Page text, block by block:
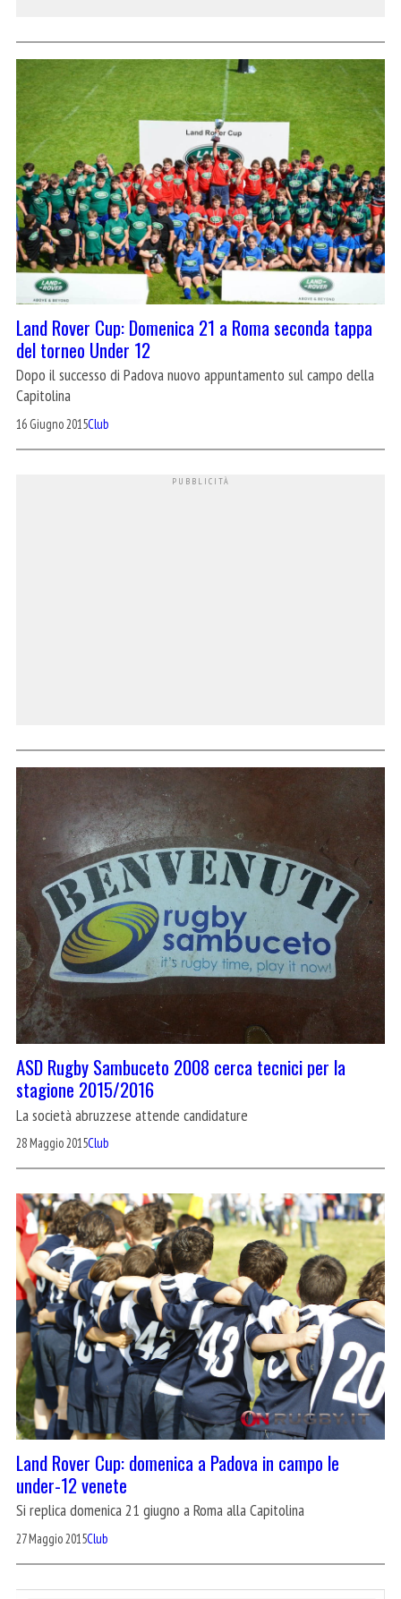
Land Rover Cup: Domenica 21 a Roma seconda tappa
del torneo Under 12
Dopo il successo di Padova nuovo appuntamento sul campo della
Capitolina
16 Giugno 2015Club
ASD Rugby Sambuceto 2008 cerca tecnici per la
stagione 2015/2016
La società abruzzese attende candidature
28 Maggio 2015Club
Land Rover Cup: domenica a Padova in campo le
under-12 venete
Si replica domenica 21 giugno a Roma alla Capitolina
27 Maggio 2015Club